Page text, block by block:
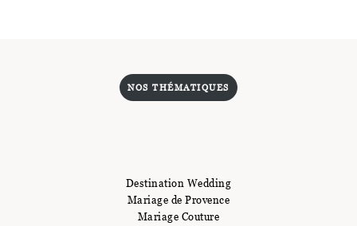
NOS THÉMATIQUES
Destination Wedding
Mariage de Provence
Mariage Couture